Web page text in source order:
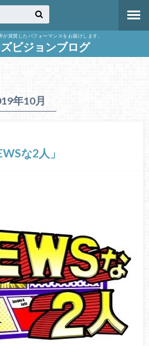
が賞賛したパフォーマンスをお届けします。
ビジョンブログ
年10月
な2人」